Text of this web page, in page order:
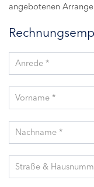
angebotenen
Anrede *
Vorname *
Nachname *
Straße &